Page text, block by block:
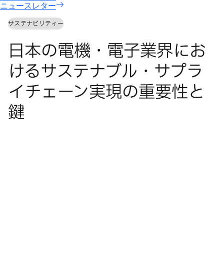
ニュースレター
サステナビリティー
日本の電機・電子業界にお
けるサステナブル・サプラ
イチェーン実現の重要性と
鍵